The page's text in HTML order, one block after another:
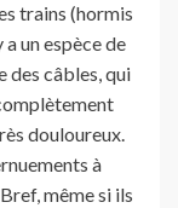
trains (hormis
un espèce de
des câbles, qui
douloureux.
à
même si ils